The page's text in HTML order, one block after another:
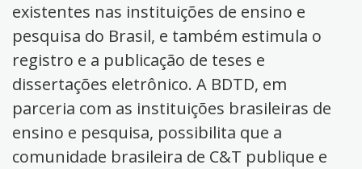
existentes nas instituições de ensino e
pesquisa do Brasil, e também estimula o
registro e a publicação de teses e
dissertações eletrônico. A BDTD, em
parceria com as instituições brasileiras de
ensino e pesquisa, possibilita que a
comunidade brasileira de C&T publique e